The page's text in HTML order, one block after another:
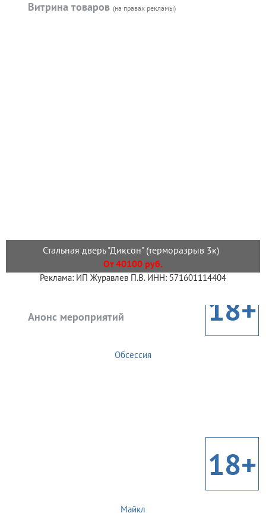
Витрина товаров (на правах рекламы)
Стальная дверь "Диксон" (терморазрыв 3к)
От 40100 руб.
Реклама: ИП Журавлев П.В. ИНН: 571601114404
Анонс мероприятий 18+
Обсессия
18+
Майкл